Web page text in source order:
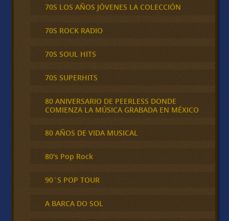
70S LOS AÑOS JÓVENES LA COLECCIÓN
70S ROCK RADIO
70S SOUL HITS
70S SUPERHITS
80 ANIVERSARIO DE PEERLESS DONDE
COMIENZA LA MÚSICA GRABADA EN MÉXICO
80 AÑOS DE VIDA MUSICAL
80's Pop Rock
90´S POP TOUR
A BARCA DO SOL